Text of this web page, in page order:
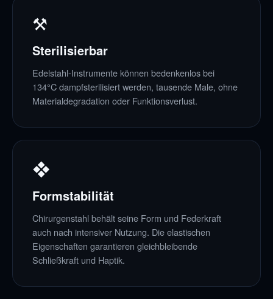
⚒
Sterilisierbar
Edelstahl-Instrumente können bedenkenlos bei
134°C dampfsterilisiert werden, tausende Male, ohne
Materialdegradation oder Funktionsverlust.
❖
Formstabilität
Chirurgenstahl behält seine Form und Federkraft
auch nach intensiver Nutzung. Die elastischen
Eigenschaften garantieren gleichbleibende
Schließkraft und Haptik.